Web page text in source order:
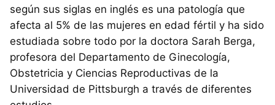
según sus siglas en inglés es una patología que
afecta al 5% de las mujeres en edad fértil y ha sido
estudiada sobre todo por la doctora Sarah Berga,
profesora del Departamento de Ginecología,
Obstetricia y Ciencias Reproductivas de la
Universidad de Pittsburgh a través de diferentes